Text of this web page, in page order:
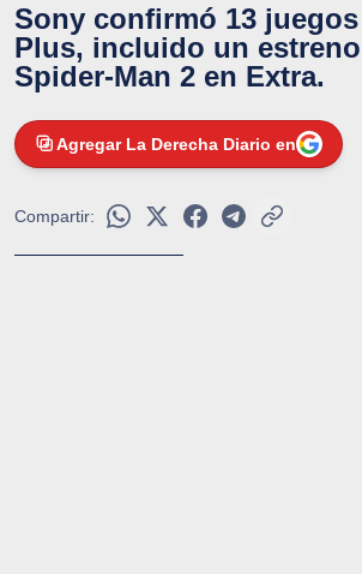
Sony confirmó 13 juegos
Plus, incluido un
Spider-Man 2 en Extra.
Agregar La Derecha Diario en
Compartir: